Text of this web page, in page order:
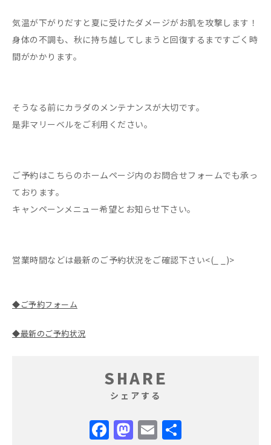
気温が下がりだすと夏に受けたダメージがお肌を攻撃します！
身体の不調も、秋に持ち越してしまうと回復するまですごく時
間がかかります。
そうなる前にカラダのメンテナンスが大切です。
是非マリーベルをご利用ください。
ご予約はこちらのホームページ内のお問合せフォームでも承っ
ております。
キャンペーンメニュー希望とお知らせ下さい。
営業時間などは最新のご予約状況をご確認下さい<(_ _)>
◆ご予約フォーム
◆最新のご予約状況
SHARE
シェアする
Facebook
Mastodon
Email